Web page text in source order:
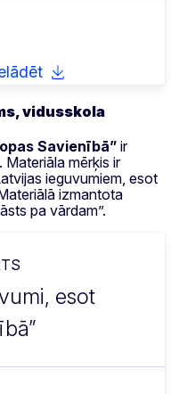
vidusskola
Savienībā” ir
mērķis ir
ieguvumiem, esot
izmantota
pa vārdam”.
esot